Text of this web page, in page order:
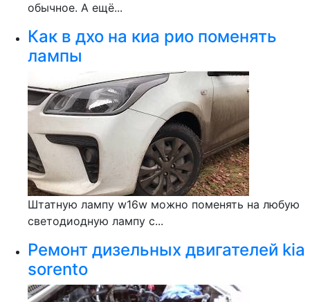
обычное. А ещё...
Как в дхо на киа рио поменять
лампы
Штатную лампу w16w можно поменять на любую
светодиодную лампу с...
Ремонт дизельных двигателей kia
sorento